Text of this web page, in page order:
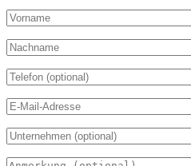
Bitte lasse dieses Feld leer.